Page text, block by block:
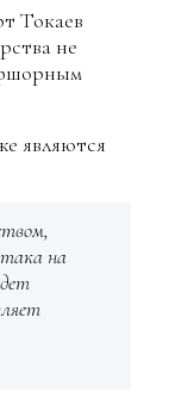
Токаев
не
являются
на